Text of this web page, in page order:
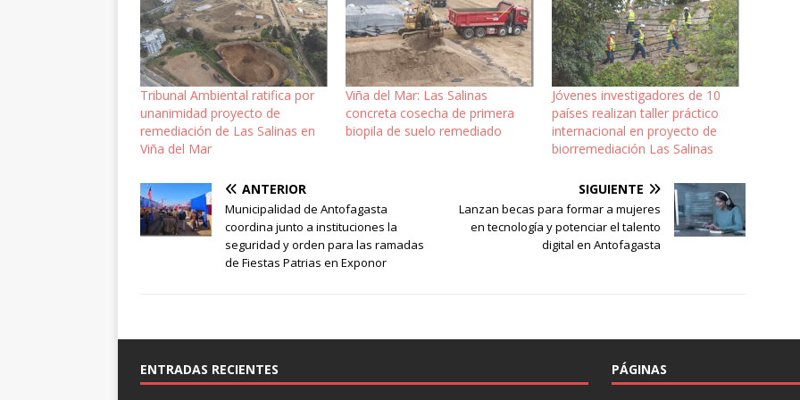
Tribunal Ambiental ratifica por
unanimidad proyecto de
remediación de Las Salinas en
Viña del Mar
Viña del Mar: Las Salinas
concreta cosecha de primera
biopila de suelo remediado
Jóvenes investigadores de 10
países realizan taller práctico
internacional en proyecto de
biorremediación Las Salinas
ANTERIOR
Municipalidad de Antofagasta
coordina junto a instituciones la
seguridad y orden para las ramadas
de Fiestas Patrias en Exponor
SIGUIENTE
Lanzan becas para formar a mujeres
en tecnología y potenciar el talento
digital en Antofagasta
ENTRADAS RECIENTES PÁGINAS